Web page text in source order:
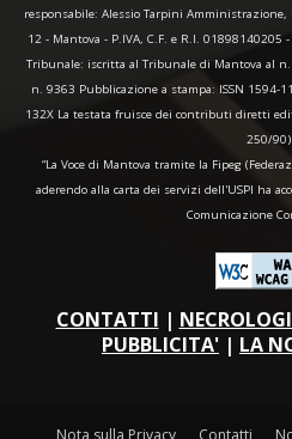
responsabile: Alessio Tarpini
12 - Mantova - P.IVA, C.F. e R.I. 01898140205
Tribunale: iscritta al Tribunale di Mantova al
n. 9363 Pubblicazione a stampa: ISSN 1594-
132X La testata fruisce dei contributi diretti
250/90)
“La Voce di Mantova tramite la Fipeg
aderendo alla carta dei servizi dell'USPI ha
Comunicazione
CONTATTI |
PUBBLICITA' | LA